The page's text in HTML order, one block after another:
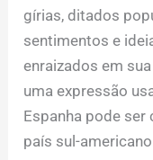
gírias, ditados
sentimentos e
enraizados em
uma expressão
Espanha pode
país sul-